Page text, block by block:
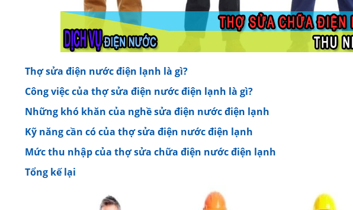
Thợ sửa điện nước điện lạnh là gì?
Công việc của thợ sửa điện nước điện lạnh là gì?
Những khó khăn của nghề sửa điện nước điện lạnh
Kỹ năng cần có của thợ sửa điện nước điện lạnh
Mức thu nhập của thợ sửa chữa điện nước điện lạnh
Tổng kế lại